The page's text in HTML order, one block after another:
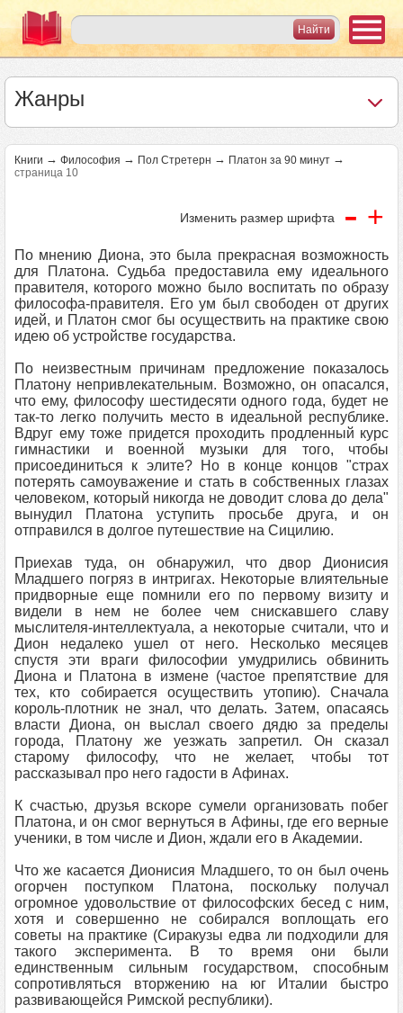
Жанры
Книги → Философия → Пол Стретерн → Платон за 90 минут →
страница 10
Изменить размер шрифта - +
По мнению Диона, это была прекрасная возможность
для Платона. Судьба предоставила ему идеального
правителя, которого можно было воспитать по образу
философа-правителя. Его ум был свободен от других
идей, и Платон смог бы осуществить на практике свою
идею об устройстве государства.
По неизвестным причинам предложение показалось
Платону непривлекательным. Возможно, он опасался,
что ему, философу шестидесяти одного года, будет не
так-то легко получить место в идеальной республике.
Вдруг ему тоже придется проходить продленный курс
гимнастики и военной музыки для того, чтобы
присоединиться к элите? Но в конце концов "страх
потерять самоуважение и стать в собственных глазах
человеком, который никогда не доводит слова до дела"
вынудил Платона уступить просьбе друга, и он
отправился в долгое путешествие на Сицилию.
Приехав туда, он обнаружил, что двор Дионисия
Младшего погряз в интригах. Некоторые влиятельные
придворные еще помнили его по первому визиту и
видели в нем не более чем снискавшего славу
мыслителя-интеллектуала, а некоторые считали, что и
Дион недалеко ушел от него. Несколько месяцев
спустя эти враги философии умудрились обвинить
Диона и Платона в измене (частое препятствие для
тех, кто собирается осуществить утопию). Сначала
король-плотник не знал, что делать. Затем, опасаясь
власти Диона, он выслал своего дядю за пределы
города, Платону же уезжать запретил. Он сказал
старому философу, что не желает, чтобы тот
рассказывал про него гадости в Афинах.
К счастью, друзья вскоре сумели организовать побег
Платона, и он смог вернуться в Афины, где его верные
ученики, в том числе и Дион, ждали его в Академии.
Что же касается Дионисия Младшего, то он был очень
огорчен поступком Платона, поскольку получал
огромное удовольствие от философских бесед с ним,
хотя и совершенно не собирался воплощать его
советы на практике (Сиракузы едва ли подходили для
такого эксперимента. В то время они были
единственным сильным государством, способным
сопротивляться вторжению на юг Италии быстро
развивающейся Римской республики).